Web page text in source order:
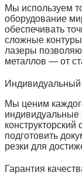
Мы используем
оборудование
обеспечивать
сложные
лазеры
металлов — от
Индивидуальный
Мы ценим
конструкторский
подготовить
резки для
Гарантия